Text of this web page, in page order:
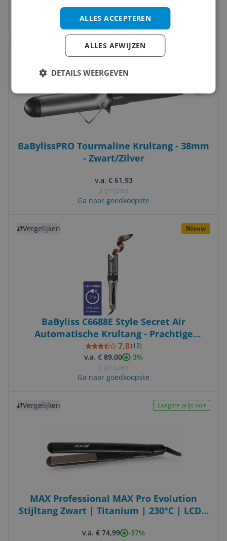
v.a. € 78,99
3 prijzen
BaBylissPRO Tourmaline Krultang - 38mm
- Zwart/Zilver
v.a. € 61,93
2 prijzen
Ga naar goedkoopste
Vergelijken Nieuw
7.8
APR 2026
BaByliss C6688E Style Secret Air
Automatische Krultang - Prachtige
Krullen en Golven
7.8(13)
v.a. € 89,00
-3%
5 prijzen
Ga naar goedkoopste
Vergelijken Laagste prijs ooit
MAX Professional MAX Pro Evolution
Stijltang Zwart | Titanium | 230°C | LCD |
v.a. € 74,99
-37%
ALLES ACCEPTEREN
ALLES AFWIJZEN
DETAILS WEERGEVEN